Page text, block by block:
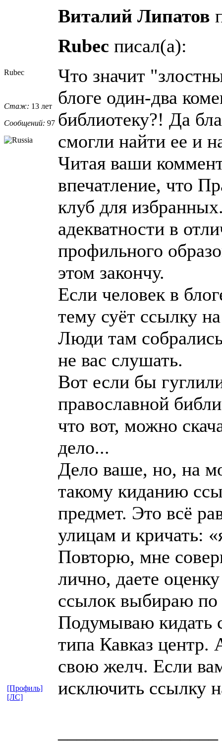
Rubec
Стаж: 13 лет
Сообщений: 97
Виталий Липатов
Rubec писал(а):
Что значит
блоге один-два
библиотеку?! Да
смогли найти ее и
Читая ваши
впечатление, что
клуб для
адекватности в
профильного
этом закончу.
Если человек в
тему суёт ссылку
Люди там
не вас слушать.
Вот если бы
православной
что вот, можно
дело...
Дело ваше, но, на
такому киданию
предмет. Это всё
улицам и кричать:
Повторю, мне
лично, даете
ссылок выбираю по
Подумываю кидать
типа Кавказ
свою желч. Если
исключить ссылку
[Профиль]
[ЛС]